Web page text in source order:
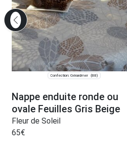
Confection: Gérardmer (88)
Nappe enduite ronde ou
ovale Feuilles Gris Beige
Fleur de Soleil
65€